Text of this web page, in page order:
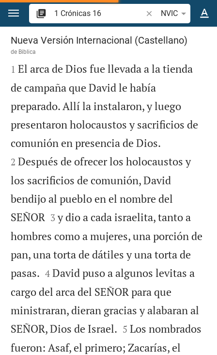
Ir a un contenido
Buscar versículo
NVIC
1 Crónicas 16
Nueva Versión Internacional (Castellano)
de Biblica

1 El arca de Dios fue llevada a la tienda
de campaña que David le había
preparado. Allí la instalaron, y luego
presentaron holocaustos y sacrificios de
comunión en presencia de Dios.
2 Después de ofrecer los holocaustos y
los sacrificios de comunión, David
bendijo al pueblo en el nombre del
SEÑOR 

3 y dio a cada israelita, tanto a
hombres como a mujeres, una porción de
pan, una torta de dátiles y una torta de
pasas. 

4 David puso a algunos levitas a
cargo del arca del SEÑOR para que
ministraran, dieran gracias y alabaran al
SEÑOR, Dios de Israel. 

5 Los nombrados
fueron: Asaf, el primero; Zacarías, el